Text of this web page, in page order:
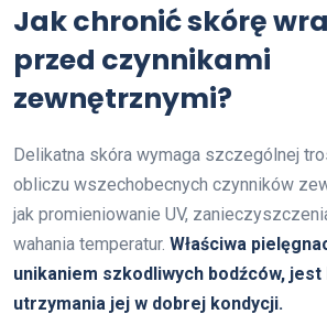
Jak chronić skórę
przed czynnikami
zewnętrznymi?
Delikatna skóra wymaga szczególnej
obliczu wszechobecnych czynników
jak promieniowanie UV,
wahania temperatur. Właściwa
unikaniem szkodliwych bodźców, jest
utrzymania jej w dobrej kondycji.